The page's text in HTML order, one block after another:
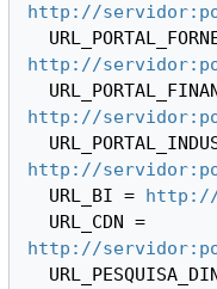
http://
http://
http://
http://
  URL_BI =
http://